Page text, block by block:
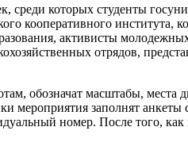
среди которых студенты
кооперативного института,
активисты
отрядов,
обозначат масштабы,
мероприятия заполнят
номер. После того, как